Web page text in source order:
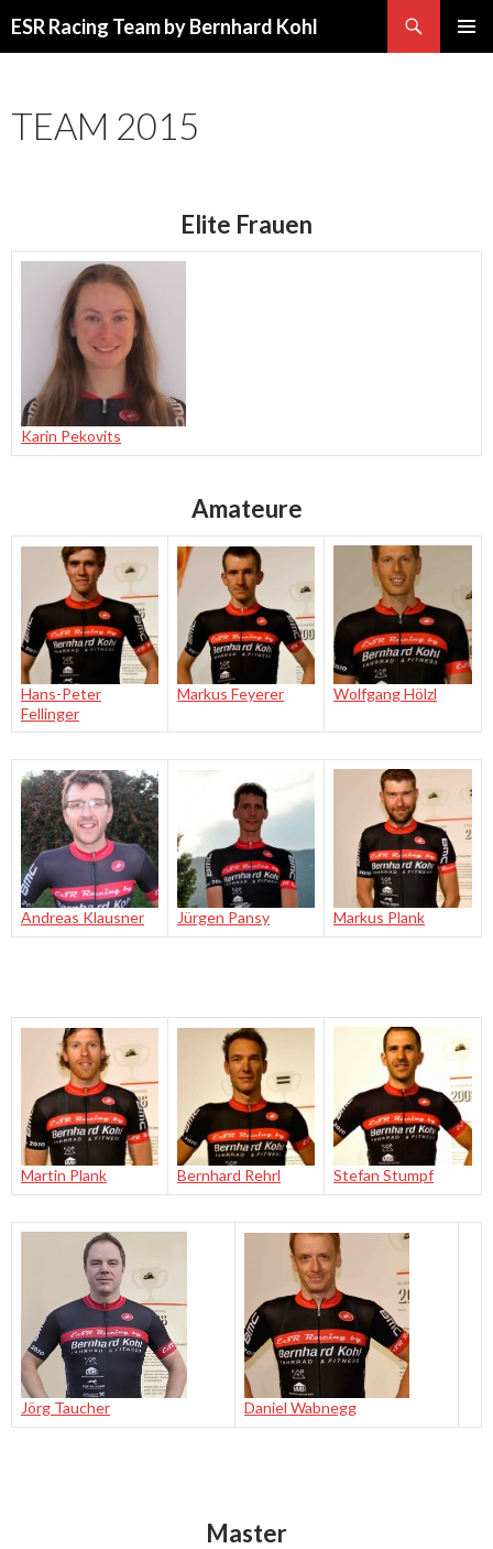
ESR Racing Team by Bernhard Kohl
TEAM 2015
Elite Frauen
Karin Pekovits
Amateure
Hans-Peter
Fellinger
Markus Feyerer Wolfgang Hölzl
Andreas Klausner Jürgen Pansy Markus Plank
Martin Plank Bernhard Rehrl Stefan Stumpf
Jörg Taucher Daniel Wabnegg
Master